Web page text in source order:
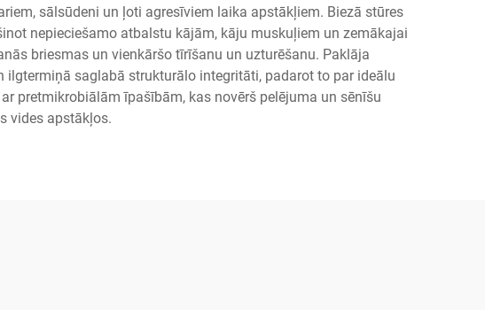
sālsūdeni un ļoti agresīviem laika apstākļiem. Biezā stūres
nepieciešamo atbalstu kājām, kāju muskuļiem un zemākajai
briesmas un vienkāršo tīrīšanu un uzturēšanu. Paklāja
saglabā strukturālo integritāti, padarot to par ideālu
pretmikrobiālām īpašībām, kas novērš pelējuma un sēnīšu
vides apstākļos.